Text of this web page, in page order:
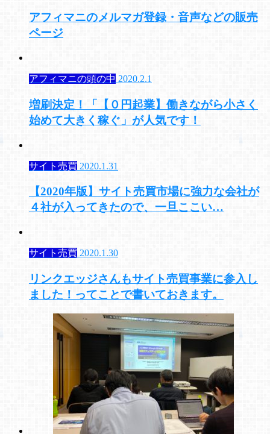
アフィマニのメルマガ登録・音声などの販売
ページ
アフィマニの頭の中 2020.2.1
増刷決定！「【０円起業】働きながら小さく
始めて大きく稼ぐ」が人気です！
サイト売買 2020.1.31
【2020年版】サイト売買市場に強力な会社が
４社が入ってきたので、一旦ここい…
サイト売買 2020.1.30
リンクエッジさんもサイト売買事業に参入し
ました！ってことで書いておきます。